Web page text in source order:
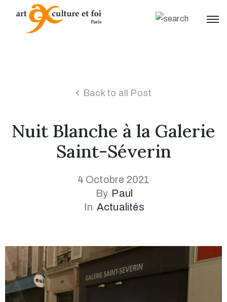
Back to all Post
Nuit Blanche à la Galerie
Saint-Séverin
4 Octobre 2021
By Paul
In Actualités